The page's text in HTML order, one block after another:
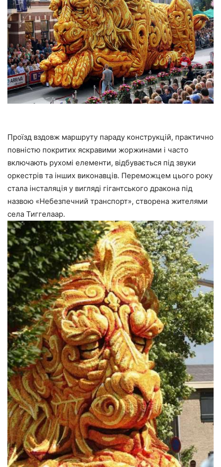
Проїзд вздовж маршруту параду конструкцій, практично
повністю покритих яскравими жоржинами і часто
включають рухомі елементи, відбувається під звуки
оркестрів та інших виконавців. Переможцем цього року
стала інсталяція у вигляді гігантського дракона під
назвою «Небезпечний транспорт», створена жителями
села Тиггелаар.